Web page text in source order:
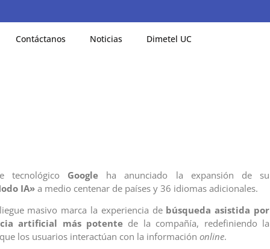
Contáctanos Noticias Dimetel UC
tecnológico Google ha anunciado la expansión de su
IA»a medio centenar de países y 36 idiomas adicionales.
masivo marca la experiencia de búsqueda asistida por
artificial más potente de la compañía, redefiniendo la
los usuarios interactúan con la información online.